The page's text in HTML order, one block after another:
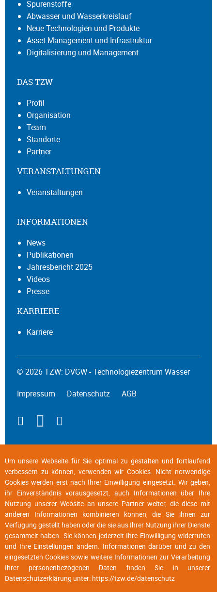
Spurenstoffe
Abwasser und Wasserkreislauf
Neue Technologien und Produkte
Asset-Management und Infrastruktur
Digitalisierung und Management
DAS TZW
Profil
Organisation
Team
Standorte
Partner
VERANSTALTUNGEN
Veranstaltungen
INFORMATIONEN
News
Publikationen
Jahresbericht 2025
Videos
Presse
KARRIERE
Karriere
© 2026 TZW: DVGW - Technologiezentrum Wasser
Impressum Datenschutz AGB
Um unsere Webseite für Sie optimal zu gestalten und fortlaufend
verbessern zu können, verwenden wir Cookies. Nicht notwendige
Cookies werden erst nach Ihrer Einwilligung eingesetzt. Wir geben,
ihr Einverständnis vorausgesetzt, auch Informationen über Ihre
Nutzung unserer Website an unsere Partner weiter, die diese mit
anderen Informationen kombinieren können, die Sie ihnen zur
Verfügung gestellt haben oder die sie aus Ihrer Nutzung ihrer Dienste
gesammelt haben. Sie können jederzeit Ihre Einwilligung widerrufen
und Ihre Einstellungen ändern. Informationen darüber und zu den
eingesetzten Cookies sowie weitere Informationen zur Verarbeitung
Ihrer personenbezogenen Daten finden Sie in unserer
Datenschutzerklärung unter: https://tzw.de/datenschutz